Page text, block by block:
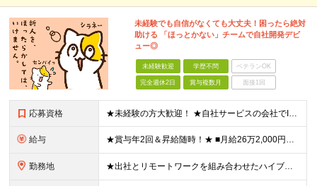
未経験でも自信がなくても大丈夫！困ったら絶対
助ける 「ほっとかない」チームで自社開発デビ
ュー◎
未経験歓迎 学歴不問 ベテランOK
完全週休2日 賞与複数月 面接1回
応募資格 ★未経験の方大歓迎！ ★自社サービスの会社でIT業界デビューを目指しましょう◎ ■学歴不問 ＼以下のような方大歓迎／ ◎ITの仕事に興味がある ◎エンジニアとしてキャリアを築きたい ◎社会貢献性の高
給与 ★賞与年2回＆昇給随時！★ ■月給26万2,000円～33万円＋賞与年2回＋交通費 ※前職の給与やスキルを考慮し決定します ※固定残業代（月45時間分／6万9,000円～8万7,000円）を含みます
勤務地 ★出社とリモートワークを組み合わせたハイブリッド勤務！ ★幡ヶ谷駅から徒歩1分！ 【本社】 東京都渋谷区幡ヶ谷1-34-14 宝ビル3F ※(変更の範囲)上記を除く当社関連勤務地